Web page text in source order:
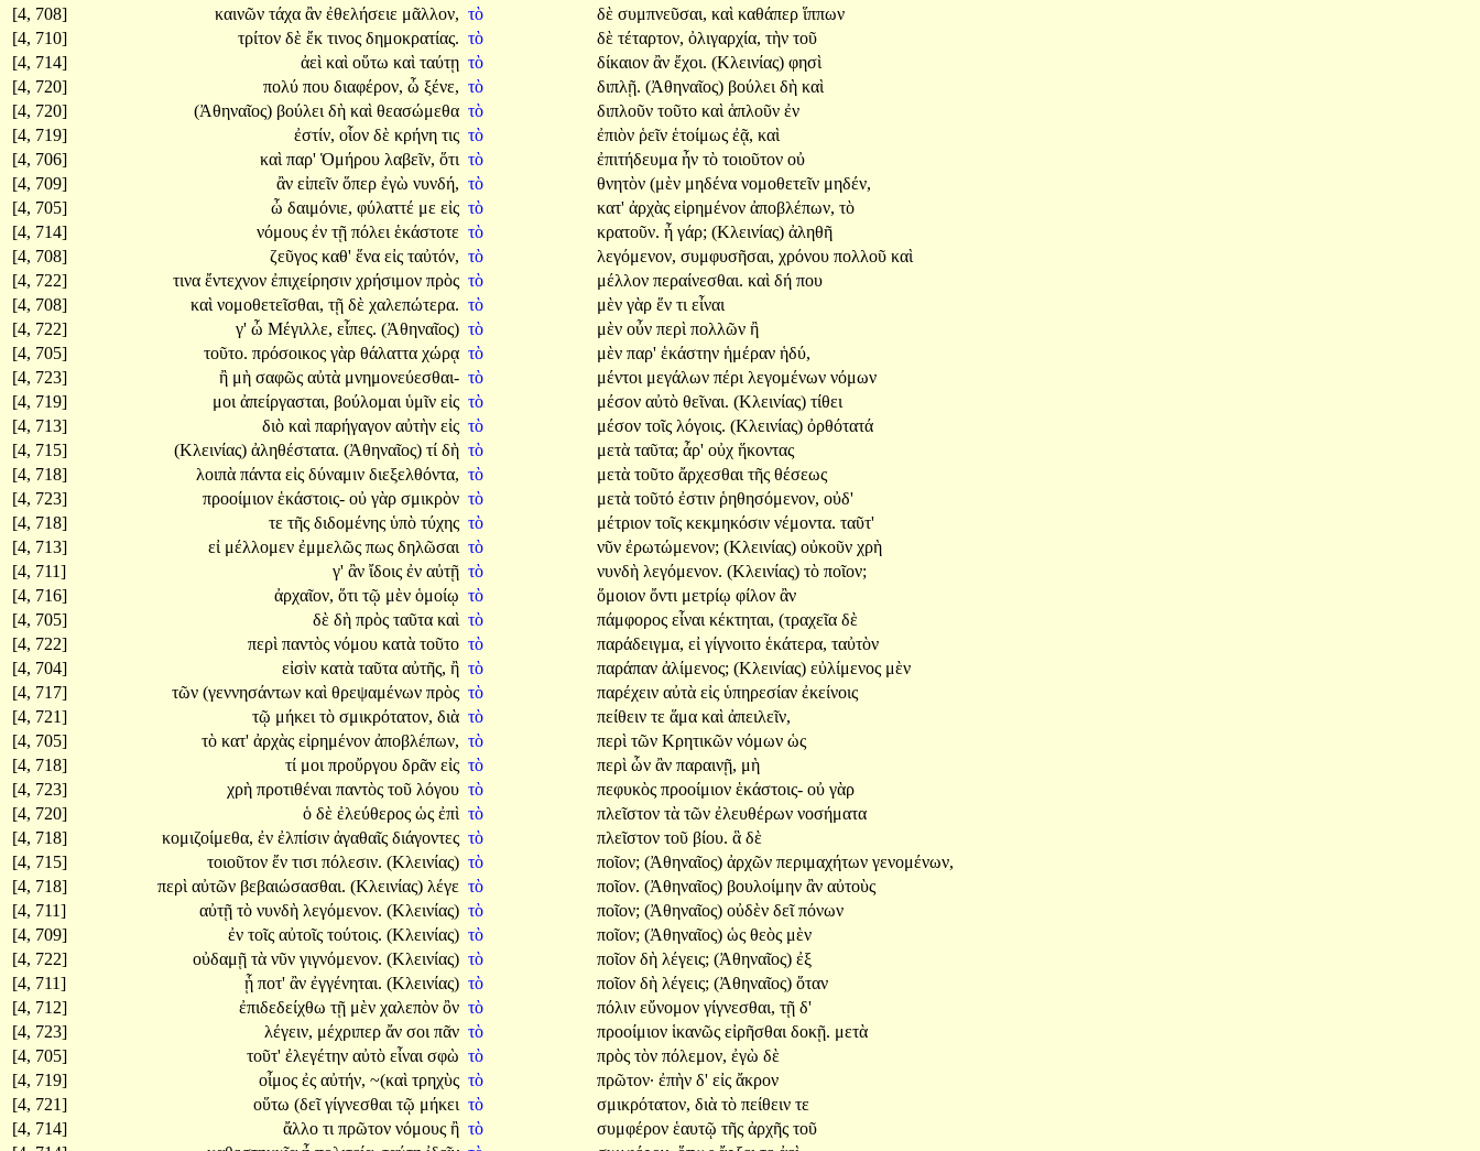
[4, 708]
καινῶν τάχα ἂν ἐθελήσειε μᾶλλον, τὸ δὲ συμπνεῦσαι, καὶ καθάπερ ἵππων
[4, 710]
τρίτον δὲ ἔκ τινος δημοκρατίας. τὸ δὲ τέταρτον, ὀλιγαρχία, τὴν τοῦ
[4, 714]
ἀεὶ καὶ οὕτω καὶ ταύτῃ τὸ δίκαιον ἂν ἔχοι. (Κλεινίας) φησὶ
[4, 720]
πολύ που διαφέρον, ὦ ξένε, τὸ διπλῇ. (Ἀθηναῖος) βούλει δὴ καὶ
[4, 720]
(Ἀθηναῖος) βούλει δὴ καὶ θεασώμεθα τὸ διπλοῦν τοῦτο καὶ ἁπλοῦν ἐν
[4, 719]
ἐστίν, οἷον δὲ κρήνη τις τὸ ἐπιὸν ῥεῖν ἑτοίμως ἐᾷ, καὶ
[4, 706]
καὶ παρ' Ὁμήρου λαβεῖν, ὅτι τὸ ἐπιτήδευμα ἦν τὸ τοιοῦτον οὐ
[4, 709]
ἂν εἰπεῖν ὅπερ ἐγὼ νυνδή, τὸ θνητὸν (μὲν μηδένα νομοθετεῖν μηδέν,
[4, 705]
ὦ δαιμόνιε, φύλαττέ με εἰς τὸ κατ' ἀρχὰς εἰρημένον ἀποβλέπων, τὸ
[4, 714]
νόμους ἐν τῇ πόλει ἑκάστοτε τὸ κρατοῦν. ἦ γάρ; (Κλεινίας) ἀληθῆ
[4, 708]
ζεῦγος καθ' ἕνα εἰς ταὐτόν, τὸ λεγόμενον, συμφυσῆσαι, χρόνου πολλοῦ καὶ
[4, 722]
τινα ἔντεχνον ἐπιχείρησιν χρήσιμον πρὸς τὸ μέλλον περαίνεσθαι. καὶ δή που
[4, 708]
καὶ νομοθετεῖσθαι, τῇ δὲ χαλεπώτερα. τὸ μὲν γὰρ ἕν τι εἶναι
[4, 722]
γ' ὦ Μέγιλλε, εἶπες. (Ἀθηναῖος) τὸ μὲν οὖν περὶ πολλῶν ἢ
[4, 705]
τοῦτο. πρόσοικος γὰρ θάλαττα χώρᾳ τὸ μὲν παρ' ἑκάστην ἡμέραν ἡδύ,
[4, 723]
ἢ μὴ σαφῶς αὐτὰ μνημονεύεσθαι- τὸ μέντοι μεγάλων πέρι λεγομένων νόμων
[4, 719]
μοι ἀπείργασται, βούλομαι ὑμῖν εἰς τὸ μέσον αὐτὸ θεῖναι. (Κλεινίας) τίθει
[4, 713]
διὸ καὶ παρήγαγον αὐτὴν εἰς τὸ μέσον τοῖς λόγοις. (Κλεινίας) ὀρθότατά
[4, 715]
(Κλεινίας) ἀληθέστατα. (Ἀθηναῖος) τί δὴ τὸ μετὰ ταῦτα; ἆρ' οὐχ ἥκοντας
[4, 718]
λοιπὰ πάντα εἰς δύναμιν διεξελθόντα, τὸ μετὰ τοῦτο ἄρχεσθαι τῆς θέσεως
[4, 723]
προοίμιον ἑκάστοις- οὐ γὰρ σμικρὸν τὸ μετὰ τοῦτό ἐστιν ῥηθησόμενον, οὐδ'
[4, 718]
τε τῆς διδομένης ὑπὸ τύχης τὸ μέτριον τοῖς κεκμηκόσιν νέμοντα. ταῦτ'
[4, 713]
εἰ μέλλομεν ἐμμελῶς πως δηλῶσαι τὸ νῦν ἐρωτώμενον; (Κλεινίας) οὐκοῦν χρὴ
[4, 711]
γ' ἂν ἴδοις ἐν αὐτῇ τὸ νυνδὴ λεγόμενον. (Κλεινίας) τὸ ποῖον;
[4, 716]
ἀρχαῖον, ὅτι τῷ μὲν ὁμοίῳ τὸ ὅμοιον ὄντι μετρίῳ φίλον ἂν
[4, 705]
δὲ δὴ πρὸς ταῦτα καὶ τὸ πάμφορος εἶναι κέκτηται, (τραχεῖα δὲ
[4, 722]
περὶ παντὸς νόμου κατὰ τοῦτο τὸ παράδειγμα, εἰ γίγνοιτο ἑκάτερα, ταὐτὸν
[4, 704]
εἰσὶν κατὰ ταῦτα αὐτῆς, ἢ τὸ παράπαν ἀλίμενος; (Κλεινίας) εὐλίμενος μὲν
[4, 717]
τῶν (γεννησάντων καὶ θρεψαμένων πρὸς τὸ παρέχειν αὐτὰ εἰς ὑπηρεσίαν ἐκείνοις
[4, 721]
τῷ μήκει τὸ σμικρότατον, διὰ τὸ πείθειν τε ἅμα καὶ ἀπειλεῖν,
[4, 705]
τὸ κατ' ἀρχὰς εἰρημένον ἀποβλέπων, τὸ περὶ τῶν Κρητικῶν νόμων ὡς
[4, 718]
τί μοι προὔργου δρᾶν εἰς τὸ περὶ ὧν ἂν παραινῇ, μὴ
[4, 723]
χρὴ προτιθέναι παντὸς τοῦ λόγου τὸ πεφυκὸς προοίμιον ἑκάστοις- οὐ γὰρ
[4, 720]
ὁ δὲ ἐλεύθερος ὡς ἐπὶ τὸ πλεῖστον τὰ τῶν ἐλευθέρων νοσήματα
[4, 718]
κομιζοίμεθα, ἐν ἐλπίσιν ἀγαθαῖς διάγοντες τὸ πλεῖστον τοῦ βίου. ἃ δὲ
[4, 715]
τοιοῦτον ἔν τισι πόλεσιν. (Κλεινίας) τὸ ποῖον; (Ἀθηναῖος) ἀρχῶν περιμαχήτων γενομένων,
[4, 718]
περὶ αὐτῶν βεβαιώσασθαι. (Κλεινίας) λέγε τὸ ποῖον. (Ἀθηναῖος) βουλοίμην ἂν αὐτοὺς
[4, 711]
αὐτῇ τὸ νυνδὴ λεγόμενον. (Κλεινίας) τὸ ποῖον; (Ἀθηναῖος) οὐδὲν δεῖπόνων
[4, 709]
ἐν τοῖς αὐτοῖς τούτοις. (Κλεινίας) τὸ ποῖον; (Ἀθηναῖος) ὡς θεὸς μὲν
[4, 722]
οὐδαμῇ τὰ νῦν γιγνόμενον. (Κλεινίας) τὸ ποῖον δὴ λέγεις; (Ἀθηναῖος) ἐξ
[4, 711]
ᾗ ποτ' ἂν ἐγγένηται. (Κλεινίας) τὸ ποῖον δὴ λέγεις; (Ἀθηναῖος) ὅταν
[4, 712]
ἐπιδεδείχθω τῇ μὲν χαλεπὸν ὂν τὸ πόλιν εὔνομον γίγνεσθαι, τῇ δ'
[4, 723]
λέγειν, μέχριπερ ἄν σοι πᾶν τὸ προοίμιον ἱκανῶς εἰρῆσθαι δοκῇ. μετὰ
[4, 705]
τοῦτ' ἐλεγέτην αὐτὸ εἶναι σφὼ τὸ πρὸς τὸν πόλεμον, ἐγὼ δὲ
[4, 719]
οἶμος ἐς αὐτήν, ~(καὶ τρηχὺς τὸ πρῶτον· ἐπὴν δ' εἰς ἄκρον
[4, 721]
οὕτω (δεῖγίγνεσθαι τῷ μήκει τὸ σμικρότατον, διὰ τὸ πείθειν τε
[4, 714]
ἄλλο τι πρῶτον νόμους ἢ τὸ συμφέρον ἑαυτῷ τῆς ἀρχῆς τοῦ